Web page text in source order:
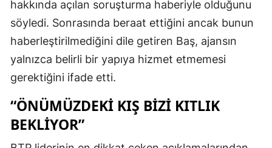
hakkında açılan soruşturma haberiyle olduğunu
söyledi. Sonrasında beraat ettiğini ancak bunun
haberleştirilmediğini dile getiren Baş, ajansın
yalnızca belirli bir yapıya hizmet etmemesi
gerektiğini ifade etti.
“ÖNÜMÜZDEKI KIŞ BIZI KITLIK
BEKLIYOR”